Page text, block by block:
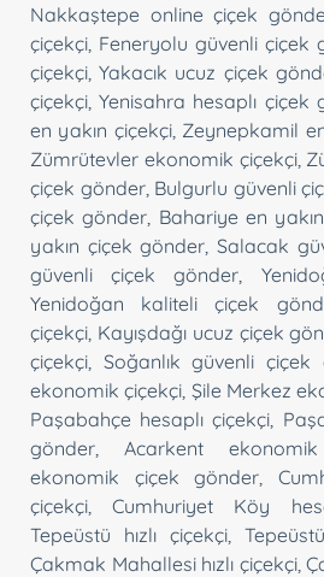
Nakkaştepe online çiçek
çiçekçi Feneryolu güvenli çiçek
çiçekçi ,Yakacık ucuz çiçek
çiçekçi ,Yenisahra hesaplı çiçek
en yakın çiçekçi, Zeynepkamil
Zümrütevler ekonomik çiçekçi,
çiçek gönder, Bulgurlu güvenli
çiçek gönder Bahariye en
yakın çiçek gönder ,Salacak
güvenli çiçek gönder
Yenidoğan kaliteli çiçek
çiçekçi Kayışdağı ucuz çiçek
çiçekçi
Soğanlık güvenli çiçek
ekonomik çiçekçi Şile Merkez
Paşabahçe hesaplı çiçekçi
gönder
Acarkent
ekonomik çiçek gönder
çiçekçi ,Cumhuriyet Köy
Tepeüstü hızlı çiçekçi,
Çakmak Mahallesi hızlı çiçekçi,